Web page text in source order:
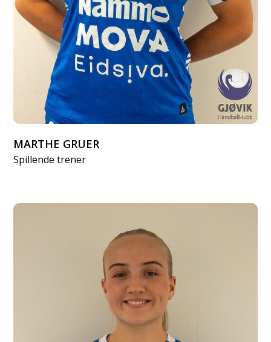
MARTHE GRUER
Spillende trener